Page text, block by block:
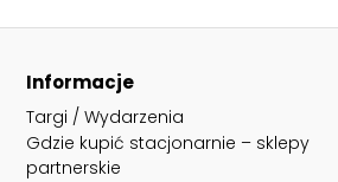
Informacje
Targi / Wydarzenia
Gdzie kupić stacjonarnie – sklepy
partnerskie